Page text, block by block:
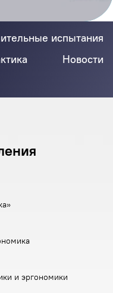
испытания
Новости
и эргономики